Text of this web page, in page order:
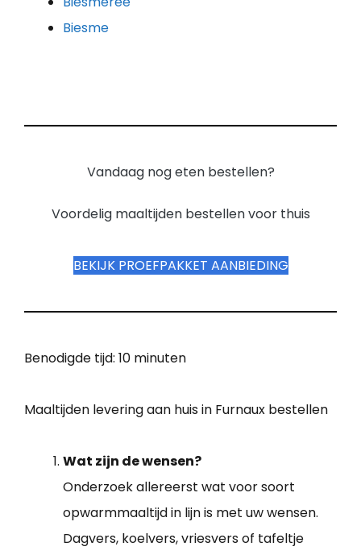
Biesme
Vandaag nog eten bestellen?
Voordelig maaltijden bestellen voor thuis
BEKIJK PROEFPAKKET AANBIEDING
Benodigde tijd: 10 minuten
Maaltijden levering aan huis in Furnaux bestellen
Wat zijn de wensen?
Onderzoek allereerst wat voor soort
opwarmmaaltijd in lijn is met uw wensen.
Dagvers, koelvers, vriesvers of tafeltje